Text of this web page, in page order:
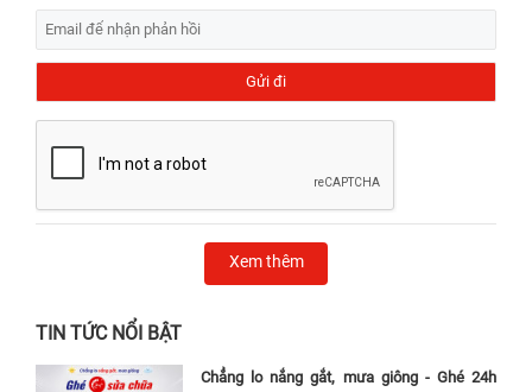
Xem thêm
TIN TỨC NỔI BẬT
Chẳng lo nắng gắt, mưa giông - Ghé 24h